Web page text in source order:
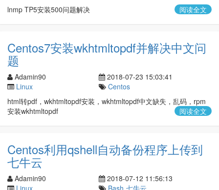
lnmp TP5安装500问题解决
阅读全文
Centos7安装wkhtmltopdf并解决中文问
题
Adamin90
2018-07-23 15:03:41
Linux
Centos
html转pdf，wkhtmltopdf安装，wkhtmltopdf中文缺失，乱码，rpm
安装wkhtmltopdf
阅读全文
Centos利用qshell自动备份程序上传到
七牛云
Adamin90
2018-07-12 11:56:13
Linux
Bash 七牛云